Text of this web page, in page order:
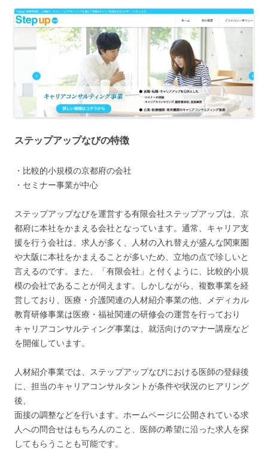
ステップアップなびの特徴
・比較的小規模の京都府の会社
・セミナー事業が中心
ステップアップなびを運営する有限会社ステップアップは、京
都府に本社をかまえる会社となっています。通常、キャリア支
援を行う会社は、求人が多く、人材の入れ替えが盛んな関東圏
や大阪に本社をかまえることが多いため、立地の点で珍しいと
言えるのです。また、「有限会社」と付くように、比較的小規
模の会社であることが伺えます。しかしながら、複数事業を経
営しており、医療・介護関連の人材紹介事業の他、メディカル
教育研修事業は医療・福祉関連の研修会の運営を行っており
キャリアコンサルティング事業は、就活向けのマナー講座など
を開催しています。
人材紹介事業では、ステップアップなびにおける医師の登録後
に、担当のキャリアコンサルタントが条件や状況のヒアリング
後、
面接の調整などを行います。ホームページに公開されている求
人への問合せはもちろんのこと、医師の希望に沿った求人を探
してもらうことも可能です。